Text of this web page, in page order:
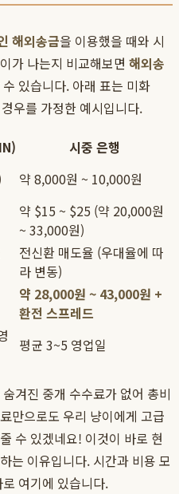
해외송금을 이용했을 때와 시
가 나는지 비교해보면 해외송
있습니다. 아래 표는 미화
우를 가정한 예시입니다.
시중 은행
약 8,000원 ~ 10,000원
약 $15 ~ $25 (약 20,000원
~ 33,000원)
전신환 매도율 (우대율에 따
라 변동)
약 28,000원 ~ 43,000원 +
환전 스프레드
평균 3~5 영업일
숨겨진 중개 수수료가 없어 총비
만으로도 우리 냥이에게 고급
수 있겠네요! 이것이 바로 현
는 이유입니다. 시간과 비용 모
여기에 있습니다.